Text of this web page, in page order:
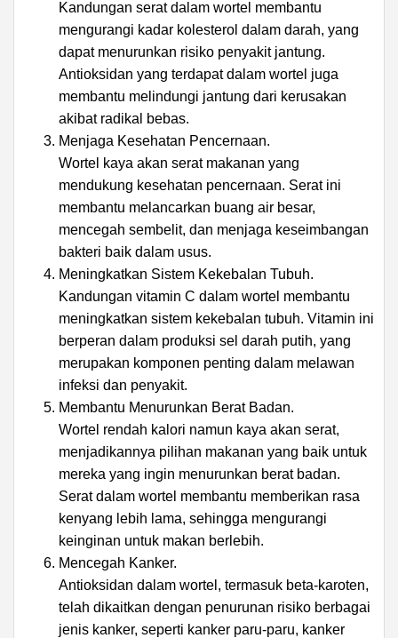
Kandungan serat dalam wortel membantu
mengurangi kadar kolesterol dalam darah, yang
dapat menurunkan risiko penyakit jantung.
Antioksidan yang terdapat dalam wortel juga
membantu melindungi jantung dari kerusakan
akibat radikal bebas.
Menjaga Kesehatan Pencernaan.
Wortel kaya akan serat makanan yang
mendukung kesehatan pencernaan. Serat ini
membantu melancarkan buang air besar,
mencegah sembelit, dan menjaga keseimbangan
bakteri baik dalam usus.
Meningkatkan Sistem Kekebalan Tubuh.
Kandungan vitamin C dalam wortel membantu
meningkatkan sistem kekebalan tubuh. Vitamin ini
berperan dalam produksi sel darah putih, yang
merupakan komponen penting dalam melawan
infeksi dan penyakit.
Membantu Menurunkan Berat Badan.
Wortel rendah kalori namun kaya akan serat,
menjadikannya pilihan makanan yang baik untuk
mereka yang ingin menurunkan berat badan.
Serat dalam wortel membantu memberikan rasa
kenyang lebih lama, sehingga mengurangi
keinginan untuk makan berlebih.
Mencegah Kanker.
Antioksidan dalam wortel, termasuk beta-karoten,
telah dikaitkan dengan penurunan risiko berbagai
jenis kanker, seperti kanker paru-paru, kanker